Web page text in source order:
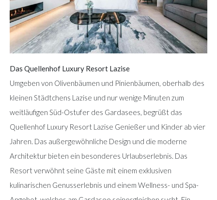
Das Quellenhof Luxury Resort Lazise
Umgeben von Olivenbäumen und Pinienbäumen, oberhalb des
kleinen Städtchens Lazise und nur wenige Minuten zum
weitläufigen Süd-Ostufer des Gardasees, begrüßt das
Quellenhof Luxury Resort Lazise Genießer und Kinder ab vier
Jahren. Das außergewöhnliche Design und die moderne
Architektur bieten ein besonderes Urlaubserlebnis. Das
Resort verwöhnt seine Gäste mit einem exklusiven
kulinarischen Genusserlebnis und einem Wellness- und Spa-